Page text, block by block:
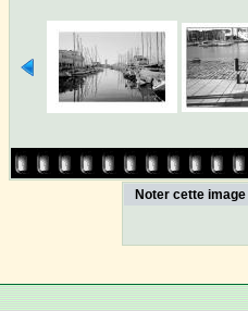
Noter cette image